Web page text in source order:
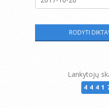
Lankytojų